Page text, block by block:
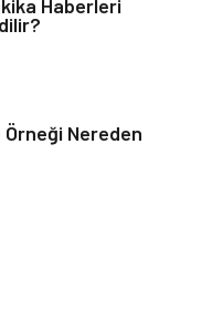
Haberleri
Nereden